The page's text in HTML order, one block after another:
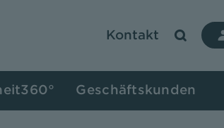
Kontakt
Geschäftskunden